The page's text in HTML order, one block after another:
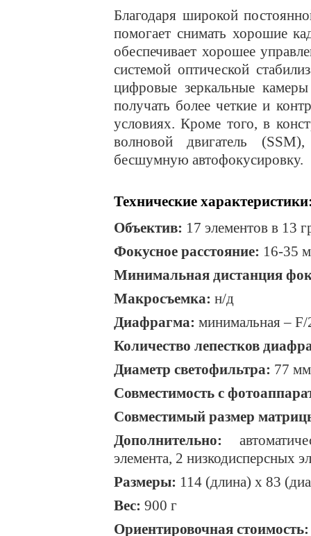
Благодаря широкой
помогает снимать хорошие
обеспечивает хорошее
системой оптической
цифровые зеркальные
получать более четкие и
условиях. Кроме того, в
волновой двигатель
бесшумную автофокусировку.
Технические
Объектив: 17 элементов в 13
Фокусное расстояние: 16-35
Минимальная дистанция
Макросъемка: н/д
Диафрагма: минимальная – F/
Количество лепестков
Диаметр светофильтра: 77 мм
Совместимость с
Совместимый размер
Дополнительно:
элемента, 2 низкодисперсных
Размеры: 114 (длина) х 83
Вес: 900 г
Ориентировочная